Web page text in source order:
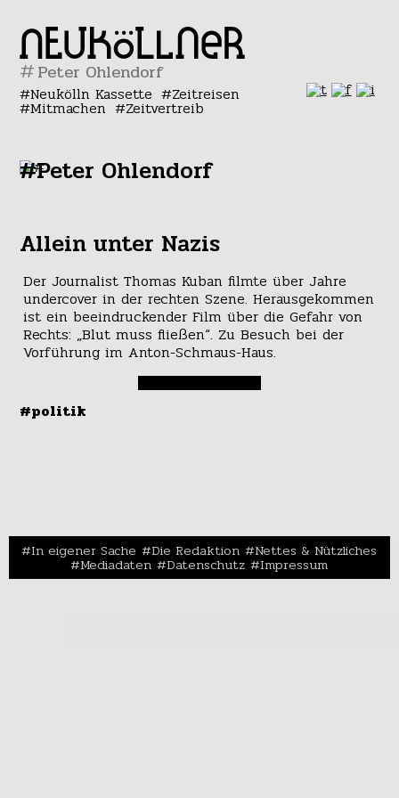
#
Neukölln Kassette Zeitreisen
Mitmachen Zeitvertreib
#Peter Ohlendorf
Allein unter Nazis
Der Journalist Thomas Kuban filmte über Jahre
undercover in der rechten Szene. Herausgekommen
ist ein beeindruckender Film über die Gefahr von
Rechts: „Blut muss fließen“. Zu Besuch bei der
Vorführung im Anton-Schmaus-Haus.
#politik
In eigener Sache Die Redaktion Nettes & Nützliches
Mediadaten Datenschutz Impressum